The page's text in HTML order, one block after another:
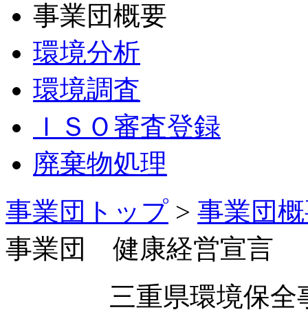
事業団概要
環境分析
環境調査
ＩＳＯ審査登録
廃棄物処理
事業団トップ > 事業団
事業団 健康経営宣言
三重県環境保